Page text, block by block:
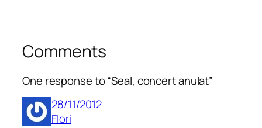
Comments
One response to “Seal, concert anulat”
28/11/2012
Flori